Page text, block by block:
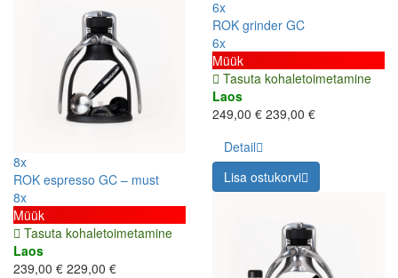
8x
ROK espresso GC – must
8x
Müük
Tasuta kohaletoimetamine
Laos
239,00 € 229,00 €
6x
ROK grinder GC
6x
Müük
Tasuta kohaletoimetamine
Laos
249,00 € 239,00 €
Detail
Lisa ostukorvi